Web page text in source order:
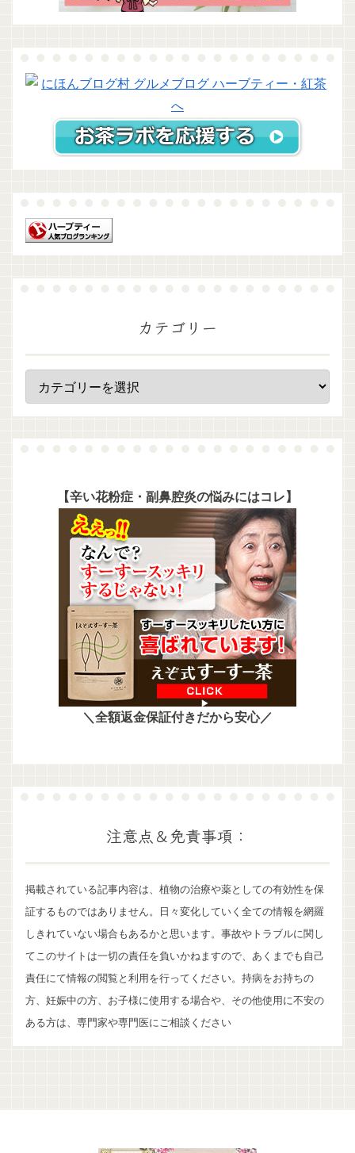
カテゴリー
【辛い花粉症・副鼻腔炎の悩みにはコレ】
＼全額返金保証付きだから安心／
注意点＆免責事項：
掲載されている記事内容は、植物の治療や薬としての有効性を保
証するものではありません。日々変化していく全ての情報を網羅
しきれていない場合もあるかと思います。事故やトラブルに関し
てこのサイトは一切の責任を負いかねますので、あくまでも自己
責任にて情報の閲覧と利用を行ってください。持病をお持ちの
方、妊娠中の方、お子様に使用する場合や、その他使用に不安の
ある方は、専門家や専門医にご相談ください